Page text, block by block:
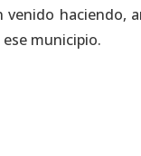
haciendo,
municipio.